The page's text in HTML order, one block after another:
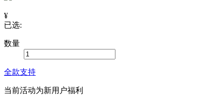
¥
已选:
数量
全款支持
当前活动为新用户福利